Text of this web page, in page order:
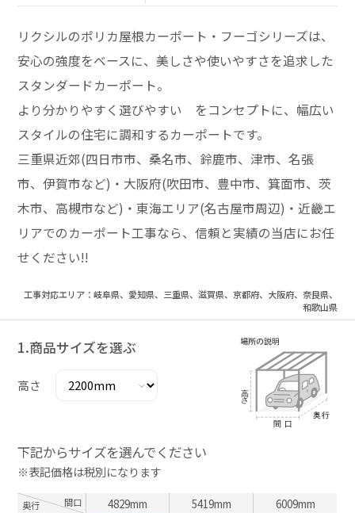
リクシルのポリカ屋根カーポート・フーゴシリーズは、
安心の強度をベースに、美しさや使いやすさを追求した
スタンダードカーポート。
より分かりやすく選びやすい をコンセプトに、幅広い
スタイルの住宅に調和するカーポートです。
三重県近郊(四日市市、桑名市、鈴鹿市、津市、名張
市、伊賀市など)・大阪府(吹田市、豊中市、箕面市、茨
木市、高槻市など)・東海エリア(名古屋市周辺)・近畿エ
リアでのカーポート工事なら、信頼と実績の当店にお任
せください!!
工事対応エリア：岐阜県、愛知県、三重県、滋賀県、京都府、大阪府、奈良県、
和歌山県
1.商品サイズを選ぶ
高さ
下記からサイズを選んでください
※表記価格は税別になります
奥行 間口 4829mm 5419mm
6009mm